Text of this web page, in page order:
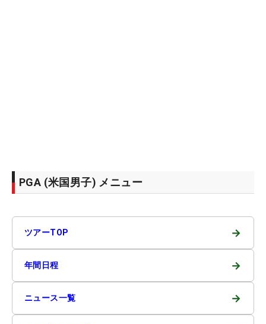
PGA (米国男子) メニュー
ツアーTOP →
年間日程 →
ニュース一覧 →